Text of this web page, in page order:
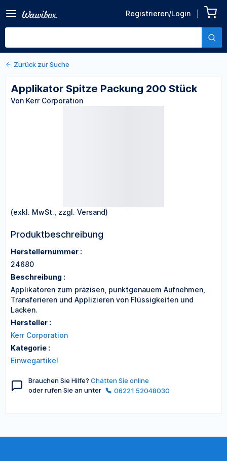
Registrieren/Login
200 Stück
Von Kerr Corporation
Zurück zu den Produktdetails
Zurück zur Suche
Applikator Spitze Packung 200 Stück
Von Kerr Corporation
(exkl. MwSt., zzgl. Versand)
Produktbeschreibung
Herstellernummer :
24680
Beschreibung :
Applikatoren zum präzisen, punktgenauem Aufnehmen,
Transferieren und Applizieren von Flüssigkeiten und
Lacken.
Hersteller :
Kerr Corporation
Kategorie :
Einwegartikel
Brauchen Sie Hilfe? Chatten Sie online
oder rufen Sie an unter
06221 52048030